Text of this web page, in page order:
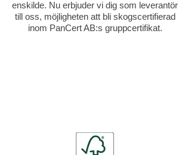
enskilde. Nu erbjuder vi dig som leverantör
till oss, möjligheten att bli skogscertifierad
inom PanCert AB:s gruppcertifikat.